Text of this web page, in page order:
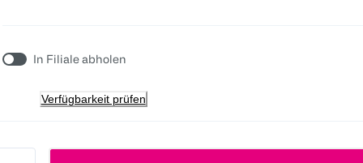
In Filiale abholen
Verfügbarkeit prüfen